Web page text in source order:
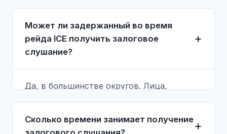
Может ли задержанный во время
рейда ICE получить залоговое
слушание?
Да, в большинстве округов. Лица,
залоговое слушание по INA §236(a).
Сколько времени занимает получение